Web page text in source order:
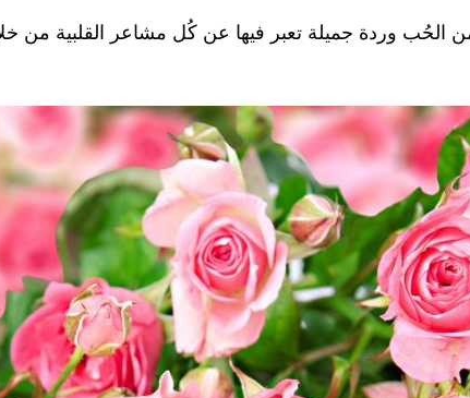
الحُب وردة جميلة تعبر فيها عن كُل مشاعر القلبية من